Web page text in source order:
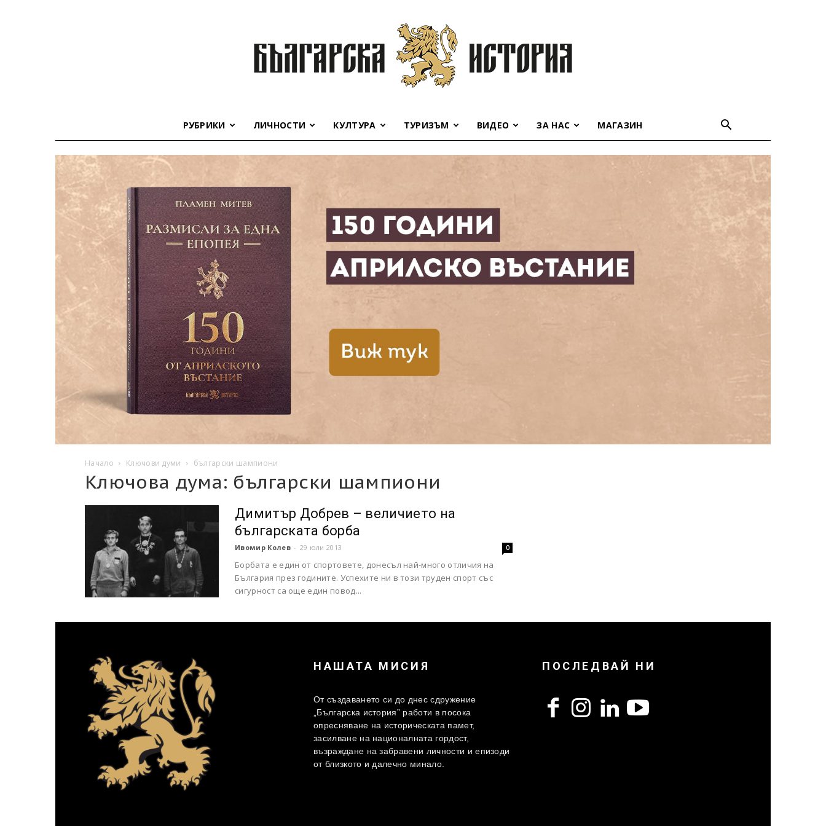
история
РУБРИКИ ЛИЧНОСТИ КУЛТУРА ТУРИЗЪМ ВИДЕО ЗА НАС МАГАЗИН
Начало Ключови думи български шампиони
Ключова дума: български шампиони
Димитър Добрев – величието на
българската борба
Ивомир Колев - 29 юли 2013 0
Борбата е един от спортовете, донесъл най-много отличия на
България през годините. Успехите ни в този труден спорт със
сигурност са още един повод...
НАШАТА МИСИЯ
От създаването си до днес сдружение
„Българска история” работи в посока
опресняване на историческата памет,
засилване на националната гордост,
възраждане на забравени личности и епизоди
от близкото и далечно минало.
ПОСЛЕДВАЙ НИ